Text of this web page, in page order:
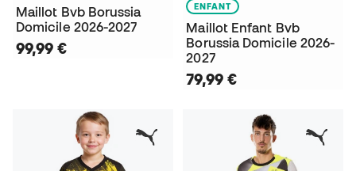
Maillot Bvb Borussia
Domicile 2026-2027
99,99 €
ENFANT
Maillot Enfant Bvb
Borussia Domicile 2026-
2027
79,99 €